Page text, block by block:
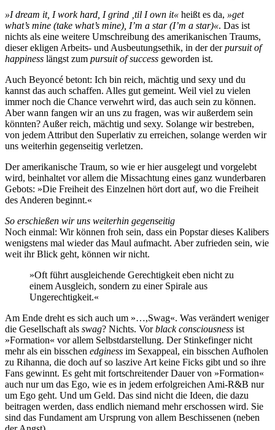
»I dream it, I work hard, I grind ‚til I own it« heißt es da, »get
what’s mine (take what’s mine), I’m a star (I’m a star)«. Das ist
nichts als eine weitere Umschreibung des amerikanischen Traums,
dieser ekligen Arbeits- und Ausbeutungsethik, in der derpursuit of
happiness längst zum pursuit of success geworden ist.
Auch Beyoncé betont: Ich bin reich, mächtig und sexy und du
kannst das auch schaffen. Alles gut gemeint. Weil viel zu vielen
immer noch die Chance verwehrt wird, das auch sein zu können.
Aber wann fangen wir an uns zu fragen, was wir außerdem sein
könnten? Außer reich, mächtig und sexy. Solange wir bestreben,
von jedem Attribut den Superlativ zu erreichen, solange werden wir
uns weiterhin gegenseitig verletzen.
Der amerikanische Traum, so wie er hier ausgelegt und vorgelebt
wird, beinhaltet vor allem die Missachtung eines ganz wunderbaren
Gebots: »Die Freiheit des Einzelnen hört dort auf, wo die Freiheit
des Anderen beginnt.«
So erschießen wir uns weiterhin gegenseitig
Noch einmal: Wir können froh sein, dass ein Popstar dieses Kalibers
wenigstens mal wieder das Maul aufmacht. Aber zufrieden sein, wie
weit ihr Blick geht, können wir nicht.
»Oft führt ausgleichende Gerechtigkeit eben nicht zu
einem Ausgleich, sondern zu einer Spirale aus
Ungerechtigkeit.«
Am Ende dreht es sich auch um »…,Swag«. Was verändert weniger
die Gesellschaft als swag? Nichts. Vorblack consciousness ist
»Formation« vor allem Selbstdarstellung. Der Stinkefinger nicht
mehr als ein bisschen edginess im Sexappeal, ein bisschen Aufholen
zu Rihanna, die doch auf so laszive Art keine Ficks gibt und so ihre
Fans gewinnt. Es geht mit fortschreitender Dauer von »Formation«
auch nur um das Ego, wie es in jedem erfolgreichen Ami-R&B nur
um Ego geht. Und um Geld. Das sind nicht die Ideen, die dazu
beitragen werden, dass endlich niemand mehr erschossen wird. Sie
sind das Fundament am Ursprung von allem Beschissenen (neben